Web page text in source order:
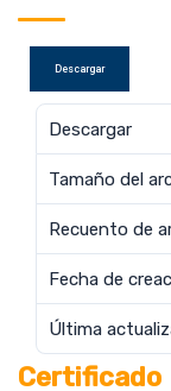
Descargar
Descargar
Tamaño del
Recuento de
Fecha de
Última